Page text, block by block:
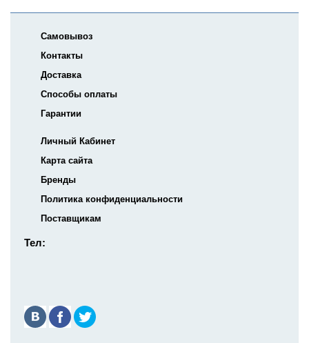
Самовывоз
Контакты
Доставка
Способы оплаты
Гарантии
Личный Кабинет
Карта сайта
Бренды
Политика конфиденциальности
Поставщикам
Тел: